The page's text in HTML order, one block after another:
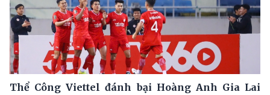
Thể Công Viettel đánh bại Hoàng Anh Gia Lai